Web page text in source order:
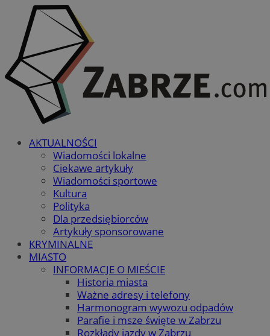
AKTUALNOŚCI
Wiadomości lokalne
Ciekawe artykuły
Wiadomości sportowe
Kultura
Polityka
Dla przedsiębiorców
Artykuły sponsorowane
KRYMINALNE
MIASTO
INFORMACJE O MIEŚCIE
Historia miasta
Ważne adresy i telefony
Harmonogram wywozu odpadów
Parafie i msze święte w Zabrzu
Rozkłady jazdy w Zabrzu